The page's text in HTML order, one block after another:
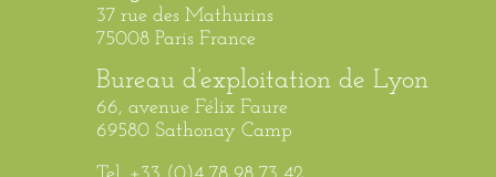
37 rue des Mathurins
75008 Paris France
Bureau d’exploitation de Lyon
66, avenue Félix Faure
69580 Sathonay Camp